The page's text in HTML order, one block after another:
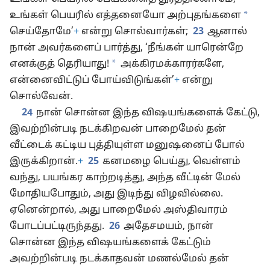
உங்கள் பெயரில் எத்தனையோ அற்புதங்களை *
செய்தோமே’+ என்று சொல்வார்கள்; 23 ஆனால்
நான் அவர்களைப் பார்த்து, ‘நீங்கள் யாரென்றே
எனக்குத் தெரியாது! * அக்கிரமக்காரர்களே,
என்னைவிட்டுப் போய்விடுங்கள்’+ என்று
சொல்வேன்.
24 நான் சொன்ன இந்த விஷயங்களைக் கேட்டு,
இவற்றின்படி நடக்கிறவன் பாறைமேல் தன்
வீட்டைக் கட்டிய புத்தியுள்ள மனுஷனைப் போல்
இருக்கிறான்.+ 25 கனமழை பெய்து, வெள்ளம்
வந்து, பயங்கர காற்றடித்து, அந்த வீட்டின் மேல்
மோதியபோதும், அது இடிந்து விழவில்லை.
ஏனென்றால், அது பாறைமேல் அஸ்திவாரம்
போடப்பட்டிருந்தது. 26 அதேசமயம், நான்
சொன்ன இந்த விஷயங்களைக் கேட்டும்
அவற்றின்படி நடக்காதவன் மணல்மேல் தன்